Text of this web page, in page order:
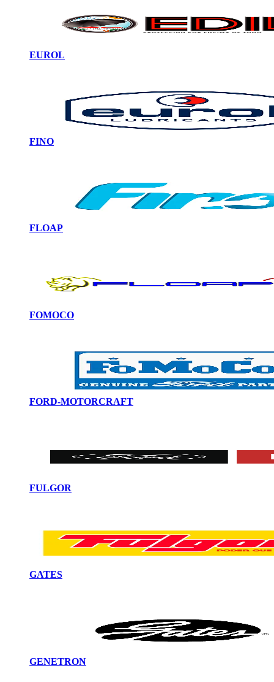
EUROL
FINO
FLOAP
FOMOCO
FORD-MOTORCRAFT
FULGOR
GATES
GENETRON